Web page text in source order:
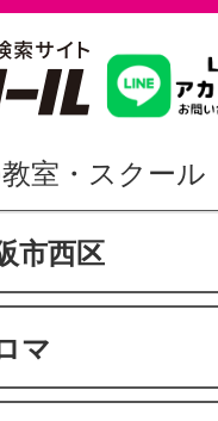
習いたいこ
スクールを
駅・路線か
室・スクール
市西区
マ